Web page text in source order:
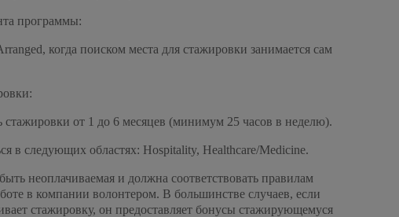
программы:
когда поиском места для стажировки занимается сам
от 1 до 6 месяцев (минимум 25 часов в неделю).
в следующих областях: Hospitality, Healthcare/Medicine.
неоплачиваемая и должна соответствовать правилам
в компании волонтером. В большинстве случаев, если
стажировку, он предоставляет бонусы стажирующемуся